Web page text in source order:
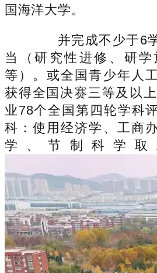
国海洋大学。
并完成不少于6学
当（研究性进修、研
等）。或全国青少年人
获得全国决赛三等及以
业78个全国第四轮学科
科：使用经济学、工商
学、节制科学取